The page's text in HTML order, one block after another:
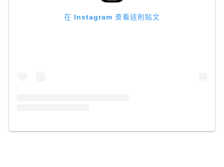
在 Instagram 查看這則貼文